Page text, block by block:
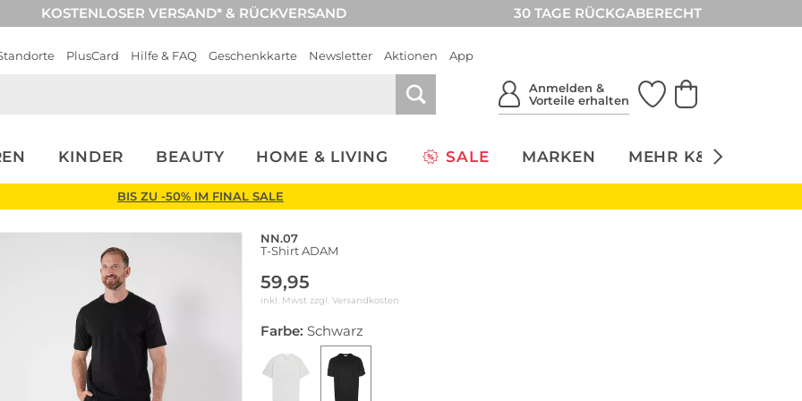
KOSTENLOSER VERSAND* & RÜCKVERSAND 30 TAGE RÜCKGABERECHT
PlusCard Hilfe & FAQ Geschenkkarte Newsletter Aktionen App
Anmelden &
Vorteile erhalten
KINDER BEAUTY HOME & LIVING SALE MARKEN MEHR K&Ö
BIS ZU -50% IM FINAL SALE
NN.07
T-Shirt ADAM
59,95
inkl. Mwst zzgl. Versandkosten
Farbe: Schwarz